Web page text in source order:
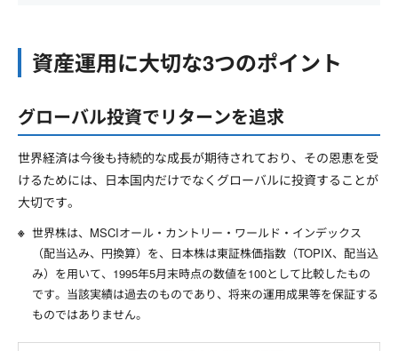
資産運用に大切な3つのポイント
グローバル投資でリターンを追求
世界経済は今後も持続的な成長が期待されており、その恩恵を受
けるためには、日本国内だけでなくグローバルに投資することが
大切です。
世界株は、MSCIオール・カントリー・ワールド・インデックス
（配当込み、円換算）を、日本株は東証株価指数（TOPIX、配当込
み）を用いて、1995年5月末時点の数値を100として比較したもの
です。当該実績は過去のものであり、将来の運用成果等を保証する
ものではありません。